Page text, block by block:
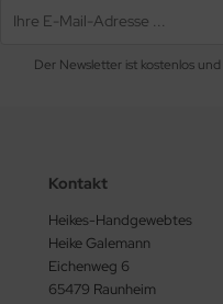
Der Newsletter ist kostenlos
Kontakt
Heikes-Handgewebtes
Heike Galemann
Eichenweg 6
65479 Raunheim